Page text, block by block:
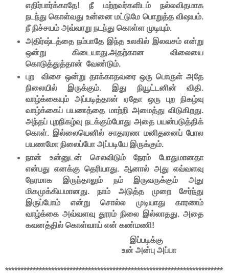
எதிர்பார்க்காதே! நீ மற்றவர்களிடம் நல்லவிதமாக
நடந்து கொள்வது உன்னை மட்டுமே பொறுத்த விஷயம்.
நீ நிச்சயம் அவ்வாறு நடந்து கொள்ள முடியும்.
அதிர்ஷ்டத்தை நம்பாதே இந்த உலகில் இலவசம் என்று
ஒன்று கிடையாது.அதற்கான விலையை
கொடுத்துத்தான் வேண்டும்.
புற விசை ஒன்று தாக்காதவரை ஒரு பொருள் அதே
நிலையில் இருக்கும். இது நியூட்டனின் விதி.
வாழ்க்கையும் அப்படித்தான் ஏதோ ஒரு புற நிகழ்வு
வாழ்க்கைப் பயணத்தை மாற்றி அமைத்து விடுகிறது.
அந்தப் புறநிகழ்வு நடக்கும்போது அதை பயன்படுத்திக்
கொள். இல்லையெனில் சாதாரண மனிதனைப் போல
பயணமோ நிலைப்போ அப்படியே இருக்கும்.
நான் உன்னுடன் செலவிடும் நேரம் போதுமானதா
என்பது எனக்கு தெரியாது. ஆனால் அது எவ்வளவு
நேரமாக இருந்தாலும் நம் இருவருக்கும் அது
மிகமுக்கியமானது. நாம் அடுத்த முறை சேர்ந்து
இருப்போம் என்று சொல்ல முடியாது காரணம்
வாழ்க்கை அவ்வளவு தூரம் நிலை இல்லாதது. அதை
கவனத்தில் கொள்வாய் என் கண்மணி!
இப்படிக்கு
உன் அன்பு அப்பா
***********************************************************************